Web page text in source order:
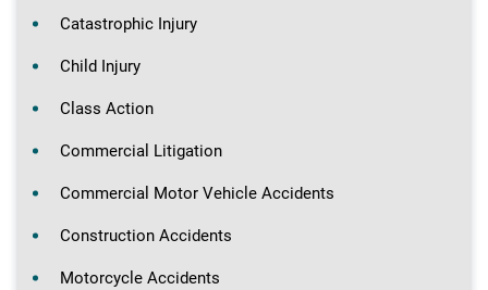
Catastrophic Injury
Child Injury
Class Action
Commercial Litigation
Commercial Motor Vehicle Accidents
Construction Accidents
Motorcycle Accidents